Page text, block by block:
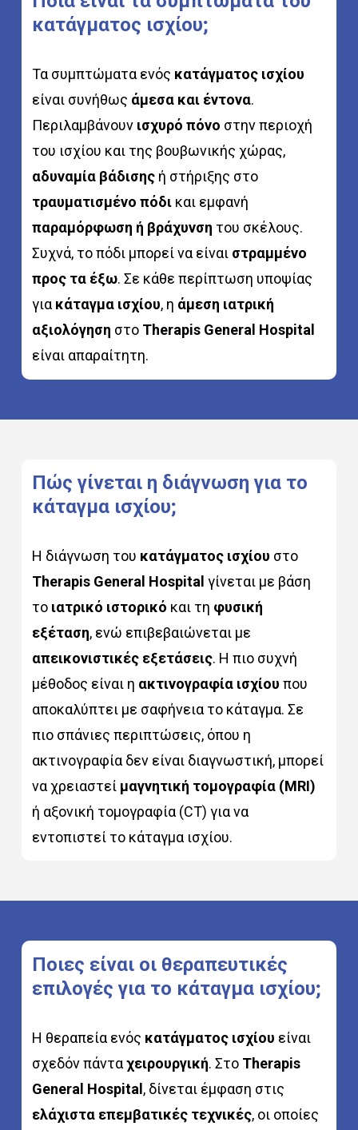
κατάγματος ισχίου;
Τα συμπτώματα ενός κατάγματος ισχίου
είναι συνήθως άμεσα και έντονα.
Περιλαμβάνουν ισχυρό πόνο στην περιοχή
του ισχίου και της βουβωνικής χώρας,
αδυναμία βάδισης ή στήριξης στο
τραυματισμένο πόδι και εμφανή
παραμόρφωση ή βράχυνση του σκέλους.
Συχνά, το πόδι μπορεί να είναι στραμμένο
προς τα έξω. Σε κάθε περίπτωση υποψίας
για κάταγμα ισχίου, η άμεση ιατρική
αξιολόγηση στο Therapis General Hospital
είναι απαραίτητη.
Πώς γίνεται η διάγνωση για το
κάταγμα ισχίου;
Η διάγνωση του κατάγματος ισχίου στο
Therapis General Hospital γίνεται με βάση
το ιατρικό ιστορικό και τη φυσική
εξέταση, ενώ επιβεβαιώνεται με
απεικονιστικές εξετάσεις. Η πιο συχνή
μέθοδος είναι η ακτινογραφία ισχίου που
αποκαλύπτει με σαφήνεια το κάταγμα. Σε
πιο σπάνιες περιπτώσεις, όπου η
ακτινογραφία δεν είναι διαγνωστική, μπορεί
να χρειαστεί μαγνητική τομογραφία (MRI)
ή αξονική τομογραφία (CT) για να
εντοπιστεί το κάταγμα ισχίου.
Ποιες είναι οι θεραπευτικές
επιλογές για το κάταγμα ισχίου;
Η θεραπεία ενός κατάγματος ισχίου είναι
σχεδόν πάνταχειρουργική. Στο Therapis
General Hospital , δίνεται έμφαση στις
ελάχιστα επεμβατικές τεχνικές, οι οποίες